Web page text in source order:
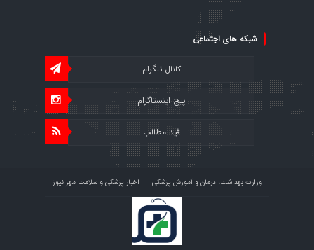
شبکه های اجتماعی
کانال تلگرام
پیج اینستاگرام
فید مطالب
وزارت بهداشت، درمان و آموزش پزشکی اخبار پزشکی و سلامت مهر نیوز
اخبار اقتصاد سلامت اقتصاد آنلاین